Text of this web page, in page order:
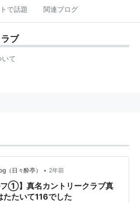
で話題 関連ブログ
ブ
て
（日々酔亭） • 2年前
フ①】真名カントリークラブ真
たたいて116でした